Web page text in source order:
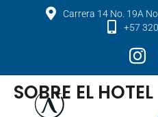
Carrera 14 No. 19A
+57
SOBRE EL HOTEL